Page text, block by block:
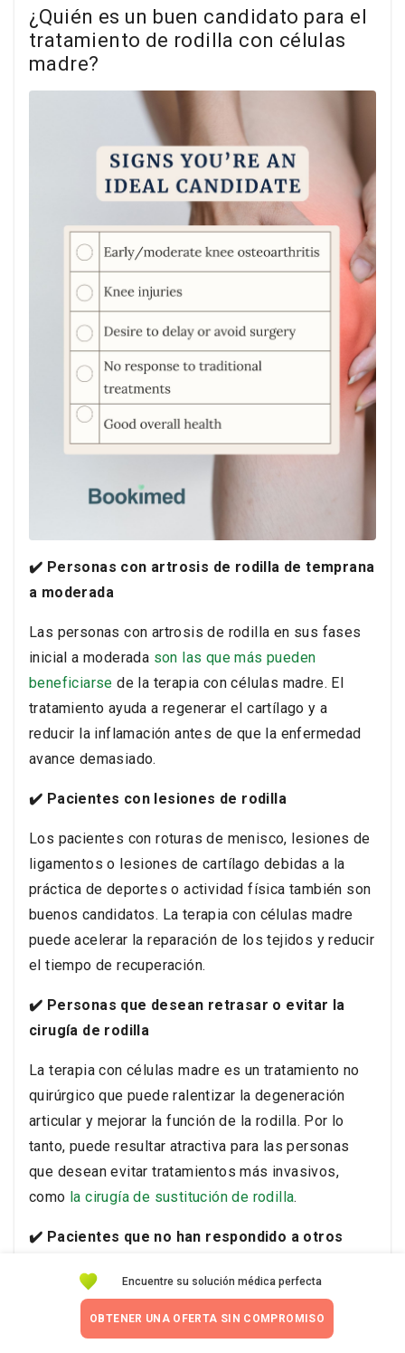
¿Quién es un buen candidato para el
tratamiento de rodilla con células
madre?
✔️ Personas con artrosis de rodilla de temprana
a moderada
Las personas con artrosis de rodilla en sus fases
inicial a moderada son las que más pueden
beneficiarse de la terapia con células madre. El
tratamiento ayuda a regenerar el cartílago y a
reducir la inflamación antes de que la enfermedad
avance demasiado.
✔️ Pacientes con lesiones de rodilla
Los pacientes con roturas de menisco, lesiones de
ligamentos o lesiones de cartílago debidas a la
práctica de deportes o actividad física también son
buenos candidatos. La terapia con células madre
puede acelerar la reparación de los tejidos y reducir
el tiempo de recuperación.
✔️ Personas que desean retrasar o evitar la
cirugía de rodilla
La terapia con células madre es un tratamiento no
quirúrgico que puede ralentizar la degeneración
articular y mejorar la función de la rodilla. Por lo
tanto, puede resultar atractiva para las personas
que desean evitar tratamientos más invasivos,
como la cirugía de sustitución de rodilla.
✔️ Pacientes que no han respondido a otros
Aquellos que han probado otros tratamientos
conservadores como la fisioterapia, los
Encuentre su solución médica perfecta
OBTENER UNA OFERTA SIN COMPROMISO